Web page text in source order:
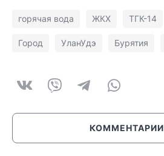
горячая вода ЖКХ ТГК-14
Город УланУдэ Бурятия
КОММЕНТАРИИ